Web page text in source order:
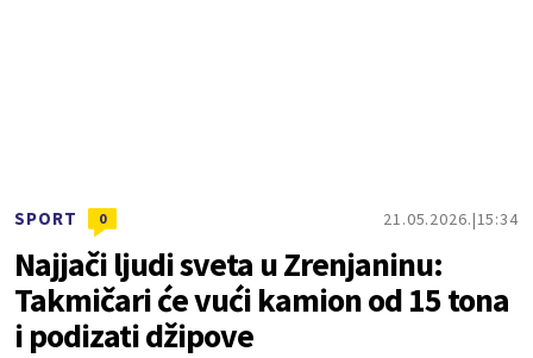
SPORT 0 21.05.2026. 15:34
Najjači ljudi sveta u Zrenjaninu:
Takmičari će vući kamion od 15 tona
i podizati džipove